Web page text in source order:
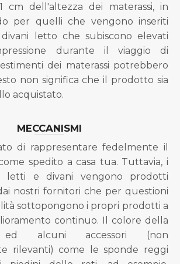
cm dell'altezza dei materassi, in
per quelli che vengono inseriti
letto che subiscono elevati
durante il viaggio di
dei materassi potrebbero
non significa che il prodotto sia
acquistato.
MECCANISMI
di rappresentare fedelmente il
spedito a casa tua. Tuttavia, i
letti e divani vengono prodotti
nostri fornitori che per questioni
sottopongono i propri prodotti a
continuo. Il colore della
ed alcuni accessori (non
rilevanti) come le sponde reggi